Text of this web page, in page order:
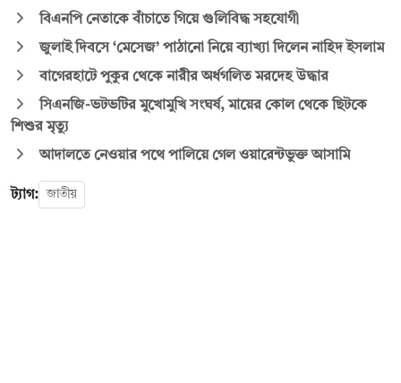
বিএনপি নেতাকে বাঁচাতে গিয়ে গুলিবিদ্ধ সহযোগী
জুলাই দিবসে ‘মেসেজ’ পাঠানো নিয়ে ব্যাখ্যা দিলেন নাহিদ ইসলাম
বাগেরহাটে পুকুর থেকে নারীর অর্ধগলিত মরদেহ উদ্ধার
সিএনজি-ভটভটির মুখোমুখি সংঘর্ষ, মায়ের কোল থেকে ছিটকে
শিশুর মৃত্যু
আদালতে নেওয়ার পথে পালিয়ে গেল ওয়ারেন্টভুক্ত আসামি
ট্যাগ: জাতীয়